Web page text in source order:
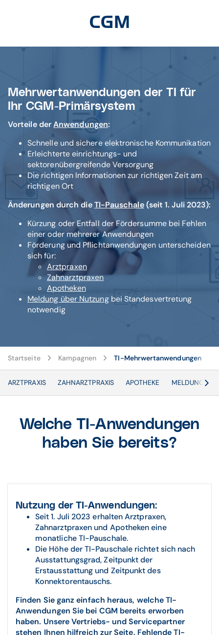
Mehrwertanwendungen der TI für
Ihr CGM-Primärsystem
Vorteile derAnwendungen:
Schnelle und sichere elektronische Kommunikation
Erleichterte einrichtungs- und
sektorenübergreifende Versorgung
Die richtigen Informationen zur richtigen Zeit am
richtigen Ort
Änderungen durch dieTI-Pauschale(seit 1. Juli 2023):
Kürzung oder Entfall der Fördersumme bei Fehlen
einer oder mehrerer Anwendungen
Förderung und Pflichtanwendungen unterscheiden
sich für:
Arztpraxen
Zahnarztpraxen
Apotheken
Meldung über Nutzungbei Standesvertretung
notwendig
Startseite Kampagnen TI-Mehrwertanwendungen
ARZTPRAXIS ZAHNARZTPRAXIS APOTHEKE MELDUNG
Welche TI-Anwendungen
haben Sie bereits?
Nutzung der TI-Anwendungen:
Seit 1. Juli 2023 erhalten Arztpraxen,
Zahnarztpraxen und Apotheken eine
monatliche TI-Pauschale.
Die Höhe der TI-Pauschale richtet sich nach
Ausstattungsgrad, Zeitpunkt der
Erstausstattung und Zeitpunkt des
Konnektorentauschs.
Finden Sie ganz einfach heraus, welche TI-
Anwendungen Sie bei CGM bereits erworben
haben. Unsere Vertriebs- und Servicepartner
stehen Ihnen hilfreich zur Seite. Fehlende TI-